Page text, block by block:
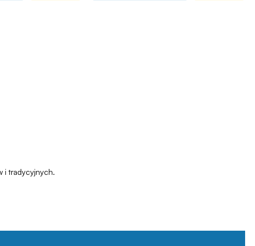
i tradycyjnych.